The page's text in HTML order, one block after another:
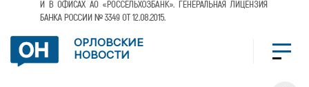
ОРЛОВСКИЕ
НОВОСТИ